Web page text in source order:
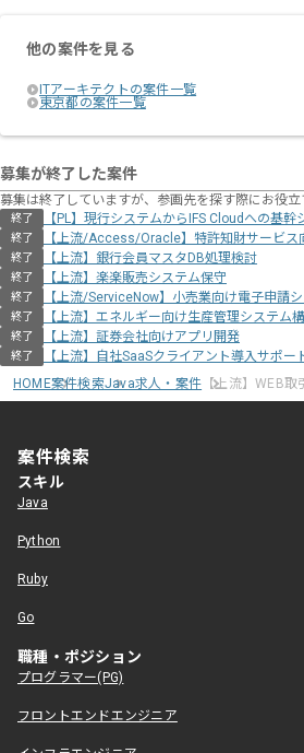
他の案件を見る
ITアーキテクトの案件一覧
東京都の案件一覧
募集が終了した案件
募集は終了していますが、参画先を探す際にお役
終了 【PL】現行システムからIFS Cloudへの基幹
終了 【上流/Access/Oracle】特許知財サービス
終了 【上流】銀行会員マスタDB処理検討
終了 【上流】楽楽販売システム保守
終了 【上流/ServiceNow】小売業向け電子申請
終了 【上流】エネルギー向け生産管理システム
終了 【上流】証券会社向けアプリ開発
終了
【上流】自社SaaSクライアント導入サポー
HOME案件検索Java求人・案件 【上流】WEB
案件検索
スキル
Java
Python
Ruby
Go
職種・ポジション
プログラマー(PG)
フロントエンドエンジニア